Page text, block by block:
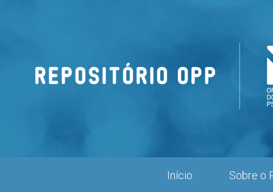
Início Sobre o